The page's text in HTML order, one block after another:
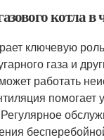
котла в
ключевую
газа и
работать
помогает